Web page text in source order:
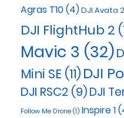
Agras T10(4)DJI Avata 2
DJI FlightHub 2
Mavic 3 (32)
Mini SE (11) DJI
DJI RSC2 (9)DJI
Follow Me Drone (1) Inspire 1